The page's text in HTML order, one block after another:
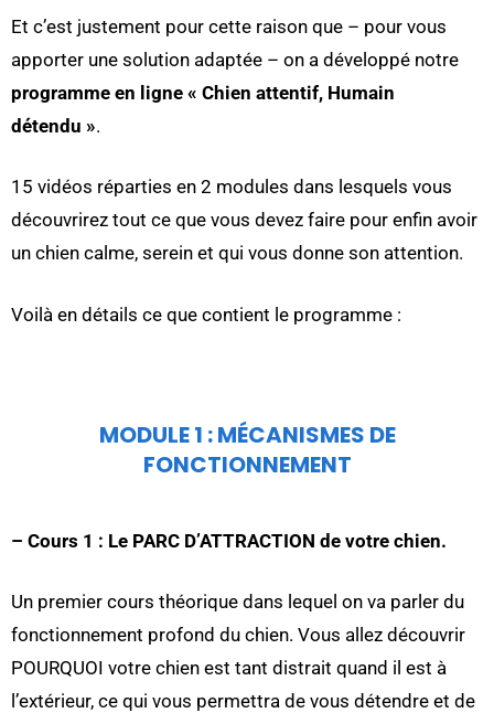
Et c’est justement pour cette raison que – pour vous
apporter une solution adaptée – on a développé notre
programme en ligne « Chien attentif, Humain
détendu ».
15 vidéos réparties en 2 modules dans lesquels vous
découvrirez tout ce que vous devez faire pour enfin avoir
un chien calme, serein et qui vous donne son attention.
Voilà en détails ce que contient le programme :
MODULE 1 : MÉCANISMES DE
FONCTIONNEMENT
– Cours 1 : Le PARC D’ATTRACTION de votre chien.
Un premier cours théorique dans lequel on va parler du
fonctionnement profond du chien. Vous allez découvrir
POURQUOI votre chien est tant distrait quand il est à
l’extérieur, ce qui vous permettra de vous détendre et de